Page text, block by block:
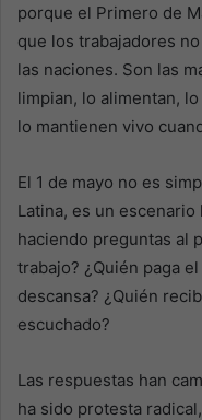
porque el Primero de
que los trabajadores
las naciones. Son las
limpian, lo alimentan,
lo mantienen vivo
El 1 de mayo no es
Latina, es un
haciendo preguntas al
trabajo? ¿Quién paga
descansa? ¿Quién
escuchado?
Las respuestas han
ha sido protesta